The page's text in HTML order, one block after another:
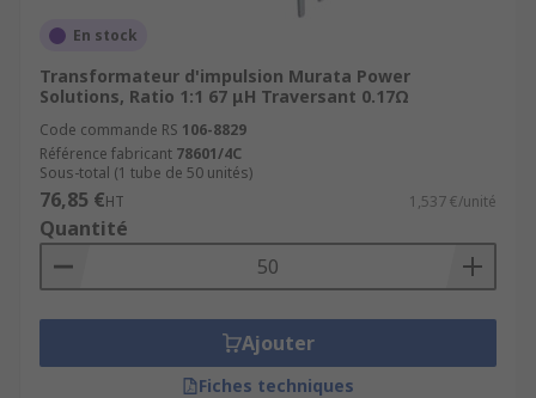
En stock
Transformateur d'impulsion Murata Power
Solutions, Ratio 1:1 67 μH Traversant 0.17Ω
Code commande RS 106-8829
Référence fabricant 78601/4C
Sous-total (1 tube de 50 unités)
76,85 €HT 1,537 €/unité
Quantité
Ajouter
Fiches techniques